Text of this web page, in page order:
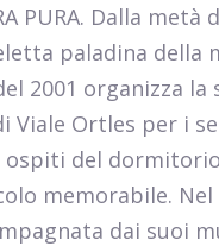
PURA. Dalla metà
paladina della
2001 organizza la
Viale Ortles per i
del
memorabile. Nel
dai suoi